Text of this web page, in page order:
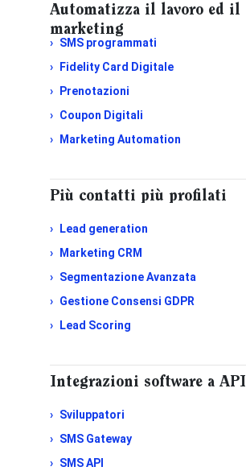
Automatizza il lavoro ed il
marketing
SMS programmati
Fidelity Card Digitale
Prenotazioni
Coupon Digitali
Marketing Automation
Più contatti più profilati
Lead generation
Marketing CRM
Segmentazione Avanzata
Gestione Consensi GDPR
Lead Scoring
Integrazioni software a API
Sviluppatori
SMS Gateway
SMS API